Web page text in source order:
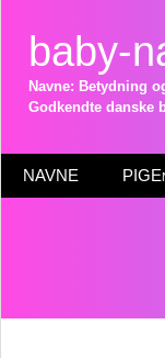
baby-
Navne: Betydning
Godkendte danske
NAVNE